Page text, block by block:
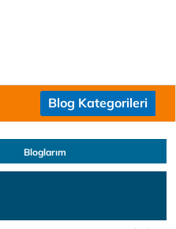
Blog Kategorileri
Bloglarım